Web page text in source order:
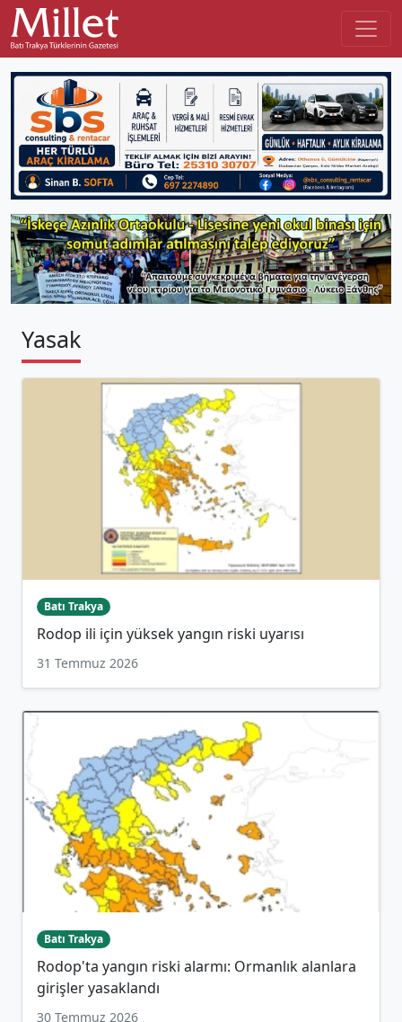
Yasak
Batı Trakya
Rodop ili için yüksek yangın riski uyarısı
31 Temmuz 2026
Batı Trakya
Rodop'ta yangın riski alarmı: Ormanlık alanlara
girişler yasaklandı
30 Temmuz 2026